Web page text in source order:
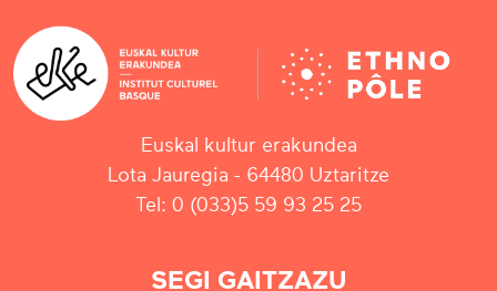
Euskal kultur erakundea
Lota Jauregia - 64480 Uztaritze
Tel: 0 (033)5 59 93 25 25
SEGI GAITZAZU